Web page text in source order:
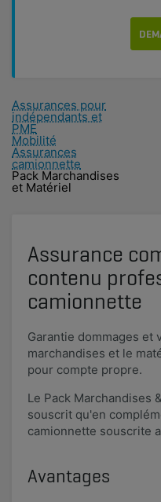
Assurances pour
indépendants et
PME
Mobilité
Assurances
camionnette
Pack Marchandises
et Matériel
Assurance
contenu
camionnette
Garantie dommages
marchandises et le
pour compte propre.
Le Pack Marchandises
souscrit qu'en
camionnette souscrite
Avantages